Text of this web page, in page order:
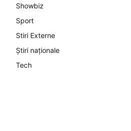
Showbiz
Sport
Stiri Externe
Știri naționale
Tech